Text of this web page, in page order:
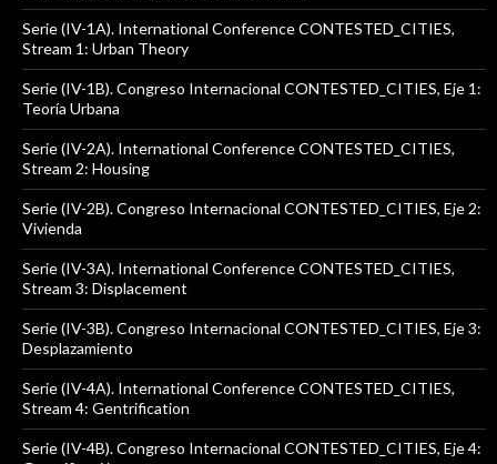
Serie (IV-1A). International Conference CONTESTED_CITIES,
Stream 1: Urban Theory
Serie (IV-1B). Congreso Internacional CONTESTED_CITIES, Eje 1:
Teoría Urbana
Serie (IV-2A). International Conference CONTESTED_CITIES,
Stream 2: Housing
Serie (IV-2B). Congreso Internacional CONTESTED_CITIES, Eje 2:
Vivienda
Serie (IV-3A). International Conference CONTESTED_CITIES,
Stream 3: Displacement
Serie (IV-3B). Congreso Internacional CONTESTED_CITIES, Eje 3:
Desplazamiento
Serie (IV-4A). International Conference CONTESTED_CITIES,
Stream 4: Gentrification
Serie (IV-4B). Congreso Internacional CONTESTED_CITIES, Eje 4: